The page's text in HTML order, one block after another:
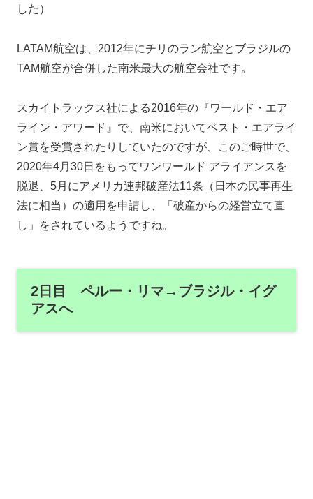
した）
LATAM航空は、2012年にチリのラン航空とブラジルの
TAM航空が合併した南米最大の航空会社です。
スカイトラックス社による2016年の『ワールド・エア
ライン・アワード』で、南米においてベスト・エアライ
ン賞を受賞されたりしていたのですが、このご時世で、
2020年4月30日をもってワンワールド アライアンスを
脱退、5月にアメリカ連邦破産法11条（日本の民事再生
法に相当）の適用を申請し、「破産からの経営立て直
し」をされているようですね。
2日目 ペルー・リマ→ブラジル・イグ
アスへ